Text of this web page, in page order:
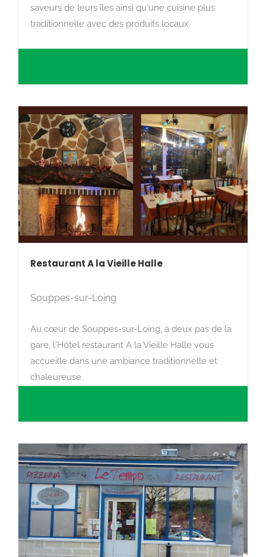
saveurs de leurs îles ainsi qu'une cuisine plus
traditionnelle avec des produits locaux.
Restaurant A la Vieille Halle
Souppes-sur-Loing
Au cœur de Souppes-sur-Loing, à deux pas de la
gare, l'Hôtel restaurant A la Vieille Halle vous
accueille dans une ambiance traditionnelle et
chaleureuse.